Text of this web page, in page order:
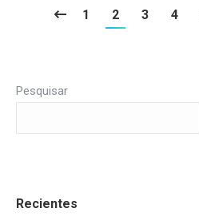
1 2 3 4
Pesquisar
Recientes